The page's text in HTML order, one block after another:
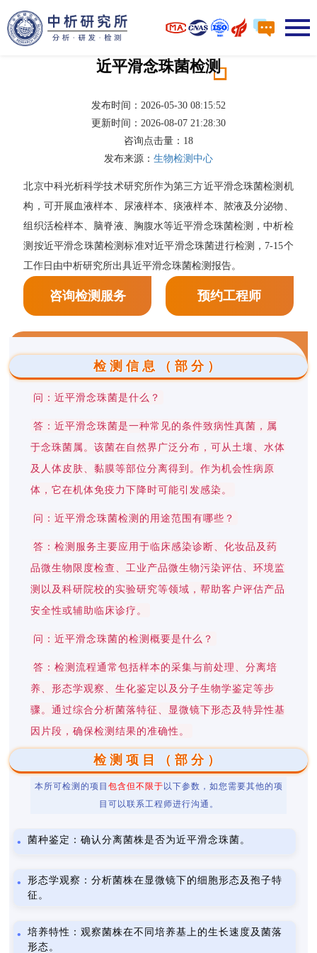
近平滑念珠菌检测
发布时间：2026-05-30 08:15:52
更新时间：2026-08-07 21:28:30
咨询点击量： 18
发布来源： 生物检测中心
北京中科光析科学技术研究所作为第三方近平滑念珠菌检测机
构，可开展血液样本、尿液样本、痰液样本、脓液及分泌物、
组织活检样本、脑脊液、胸腹水等近平滑念珠菌检测，中析检
测按近平滑念珠菌检测标准对近平滑念珠菌进行检测，7-15个
工作日由中析研究所出具近平滑念珠菌检测报告。
咨询检测服务 预约工程师
检测信息（部分）
问：近平滑念珠菌是什么？
答：近平滑念珠菌是一种常见的条件致病性真菌，属
于念珠菌属。该菌在自然界广泛分布，可从土壤、水体
及人体皮肤、黏膜等部位分离得到。作为机会性病原
体，它在机体免疫力下降时可能引发感染。
问：近平滑念珠菌检测的用途范围有哪些？
答：检测服务主要应用于临床感染诊断、化妆品及药
品微生物限度检查、工业产品微生物污染评估、环境监
测以及科研院校的实验研究等领域，帮助客户评估产品
安全性或辅助临床诊疗。
问：近平滑念珠菌的检测概要是什么？
答：检测流程通常包括样本的采集与前处理、分离培
养、形态学观察、生化鉴定以及分子生物学鉴定等步
骤。通过综合分析菌落特征、显微镜下形态及特异性基
因片段，确保检测结果的准确性。
检测项目（部分）
本所可检测的项目 包含但不限于 以下参数，如您需要其他的项
目可以联系工程师进行沟通。
菌种鉴定：确认分离菌株是否为近平滑念珠菌。
形态学观察：分析菌株在显微镜下的细胞形态及孢子特
征。
培养特性：观察菌株在不同培养基上的生长速度及菌落
形态。